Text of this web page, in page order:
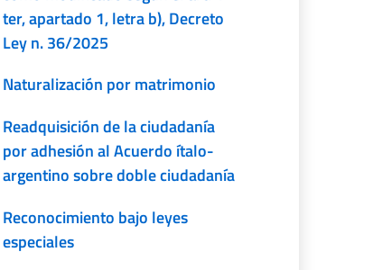
ter, apartado 1, letra b), Decreto
Ley n. 36/2025
Naturalización por matrimonio
Readquisición de la ciudadanía
por adhesión al Acuerdo ítalo-
argentino sobre doble ciudadanía
Reconocimiento bajo leyes
especiales